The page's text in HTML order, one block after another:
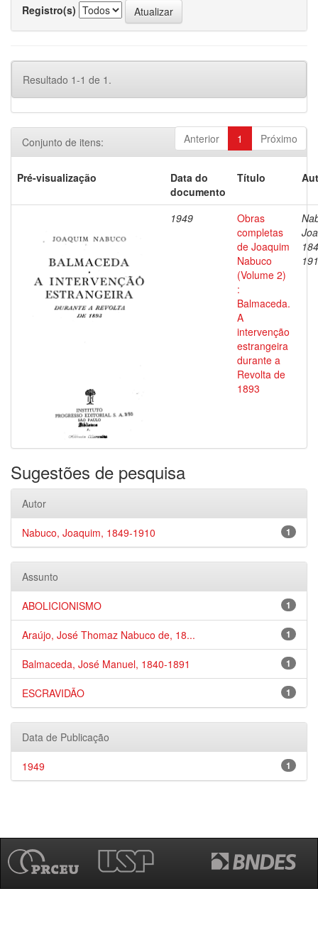
Registro(s)
Resultado 1-1 de 1.
Anterior 1 Próximo
Conjunto de itens:
Pré-visualização
Data do
documento
Título
1949
Obras
completas
de Joaquim
Nabuco
(Volume 2)
:
Balmaceda.
A
intervenção
estrangeira
durante a
Revolta de
1893
Sugestões de pesquisa
Autor
1
Nabuco, Joaquim, 1849-1910
Assunto
1
ABOLICIONISMO
1
Araújo, José Thomaz Nabuco de, 18...
1
Balmaceda, José Manuel, 1840-1891
1
ESCRAVIDÃO
Data de Publicação
1
1949